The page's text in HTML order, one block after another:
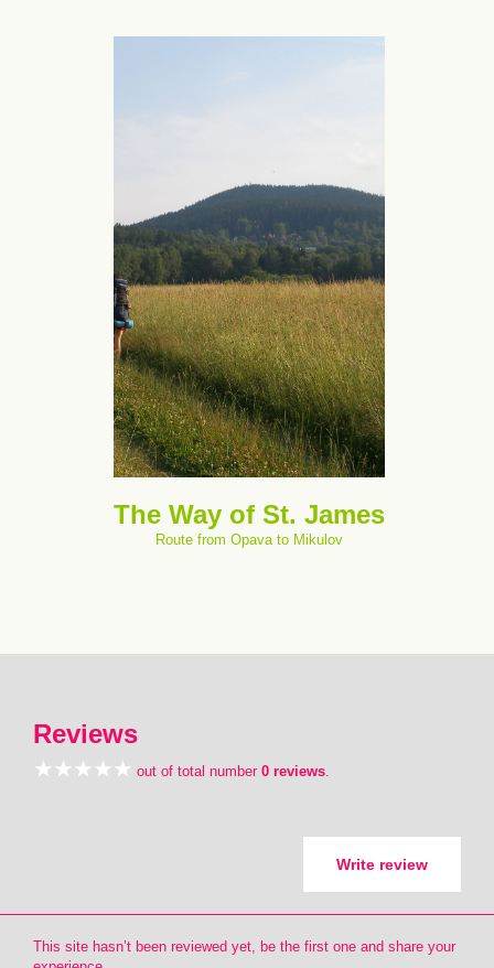
The Way of St. James
Route from Opava to Mikulov
Reviews
out of total number 0 reviews.
Write review
This site hasn’t been reviewed yet, be the first one and share your